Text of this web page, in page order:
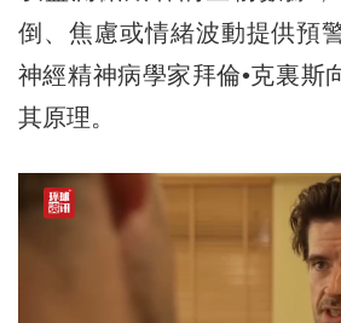
倒、焦慮或情緒波動提供預
神經精神病學家拜倫•克裏斯
其原理。